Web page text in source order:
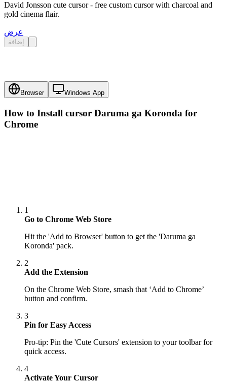
David Jonsson cute cursor - free custom cursor with charcoal and
gold cinema flair.
عرض
إضافة
Browser Windows App
How to Install cursor Daruma ga Koronda for
Chrome
1
Go to Chrome Web Store
Hit the 'Add to Browser' button to get the 'Daruma ga
Koronda' pack.
2
Add the Extension
On the Chrome Web Store, smash that ‘Add to Chrome’
button and confirm.
3
Pin for Easy Access
Pro-tip: Pin the 'Cute Cursors' extension to your toolbar for
quick access.
4
Activate Your Cursor